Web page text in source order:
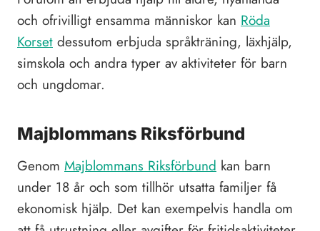
och ofrivilligt ensamma människor kan Röda
Korset dessutom erbjuda språkträning, läxhjälp,
simskola och andra typer av aktiviteter för barn
och ungdomar.
Majblommans Riksförbund
Genom Majblommans Riksförbund kan barn
under 18 år och som tillhör utsatta familjer få
ekonomisk hjälp. Det kan exempelvis handla om